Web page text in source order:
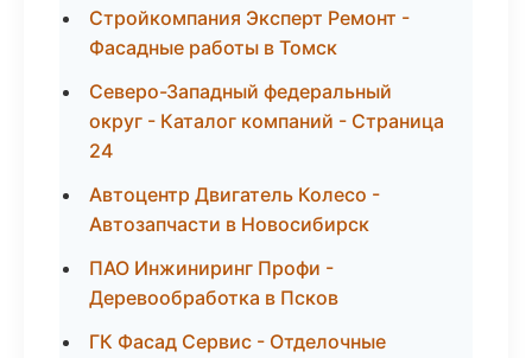
Стройкомпания Эксперт Ремонт -
Фасадные работы в Томск
Северо-Западный федеральный
округ - Каталог компаний - Страница
24
Автоцентр Двигатель Колесо -
Автозапчасти в Новосибирск
ПАО Инжиниринг Профи -
Деревообработка в Псков
ГК Фасад Сервис - Отделочные